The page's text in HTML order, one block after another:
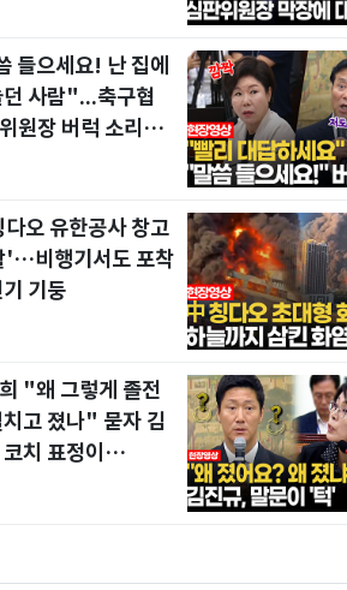
들으세요! 난 집에
던 사람"...축구협
원장 버럭 소리친
오 유한공사 창고
'…비행기서도 포착
기둥
"왜 그렇게 졸전
치고 졌나" 묻자 김
코치 표정이…